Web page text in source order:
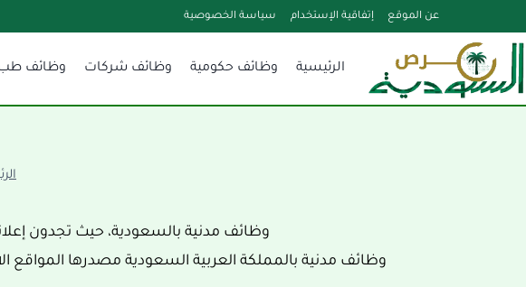
إلى
المحتوى
عن الموقع إتفاقية الإستخدام سياسة الخصوصية
الرئيسية وظائف حكومية وظائف شركات وظائف
وظائف مدنية بالسعودية، حيث تجدون
وظائف مدنية بالمملكة العربية السعودية مصدرها